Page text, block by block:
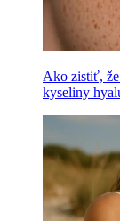
Ako zistiť,
kyseliny